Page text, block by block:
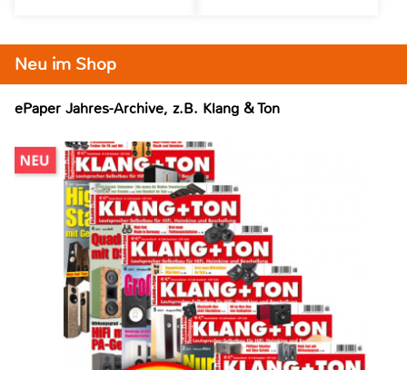
Neu im Shop
ePaper Jahres-Archive, z.B. Klang & Ton